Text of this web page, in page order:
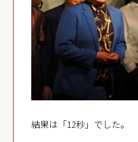
結果は「12秒」でした。